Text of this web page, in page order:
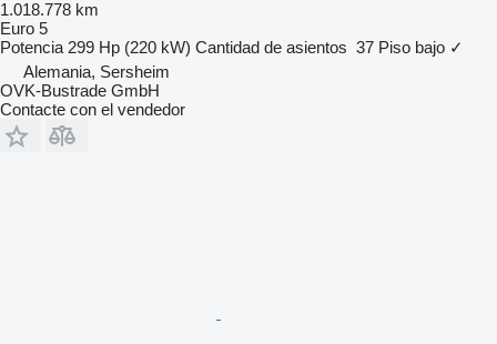
1.018.778 km
Euro 5
Potencia 299 Hp (220 kW) Cantidad de asientos 37 Piso bajo ✓
Alemania, Sersheim
OVK-Bustrade GmbH
Contacte con el vendedor